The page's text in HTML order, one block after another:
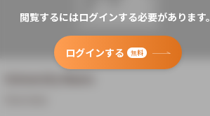
閲覧するにはログインする必要があります。
ログインする 無料